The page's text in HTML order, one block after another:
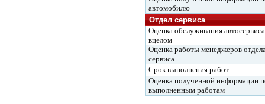
автомобилю
Отдел сервиса
Оценка обслуживания автосервиса
вцелом
Оценка работы менеджеров
сервиса
Срок выполнения работ
Оценка полученной информации
выполненным работам